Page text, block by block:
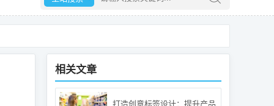
相关文章
打造创意标签设计：提升产品